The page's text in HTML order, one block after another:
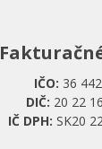
IČO: 36
DIČ: 20 22
IČ DPH: SK20